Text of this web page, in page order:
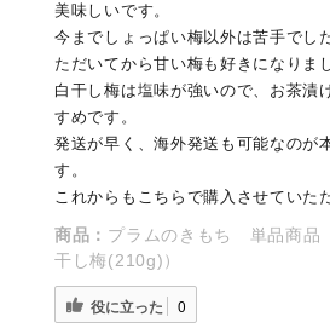
美味しいです。
今までしょっぱい梅以外は苦手でし
ただいてから甘い梅も好きになりま
白干し梅は塩味が強いので、お茶漬
すめです。
発送が早く、海外発送も可能なのが
す。
これからもこちらで購入させていた
商品： プラムのきもち 単品商品
干し梅(210g)）
役に立った 0